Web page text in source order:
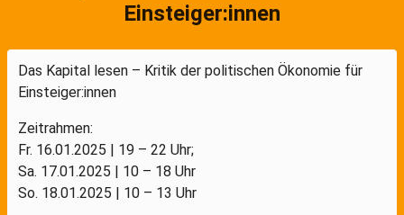
Einsteiger:innen
Das Kapital lesen – Kritik der politischen Ökonomie für
Einsteiger:innen
Zeitrahmen:
Fr. 16.01.2025 | 19 – 22 Uhr;
Sa. 17.01.2025 | 10 – 18 Uhr
So. 18.01.2025 | 10 – 13 Uhr